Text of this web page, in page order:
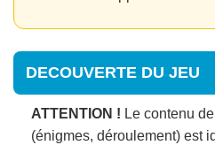
DECOUVERTE DU JEU
ATTENTION ! Le contenu
(énigmes, déroulement) est